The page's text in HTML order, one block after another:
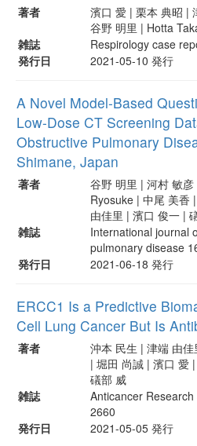
著者
濱口 愛 | 栗本 典昭 |
谷野 明里 | Hotta
雑誌
Respirology case
発行日
2021-05-10 発行
A Novel Model-Based
Low-Dose CT Screening
Obstructive Pulmonary
Shimane, Japan
著者
谷野 明里 | 河村 敏
Ryosuke | 中尾 美香
由佳里 | 濱口 俊一 |
雑誌
International journal
pulmonary disease
発行日
2021-06-18 発行
ERCC1 Is a Predictive
Cell Lung Cancer But Is
著者
沖本 民生 | 津端 由
| 堀田 尚誠 | 濱口 愛
礒部 威
雑誌
Anticancer
2660
発行日
2021-05-05 発行